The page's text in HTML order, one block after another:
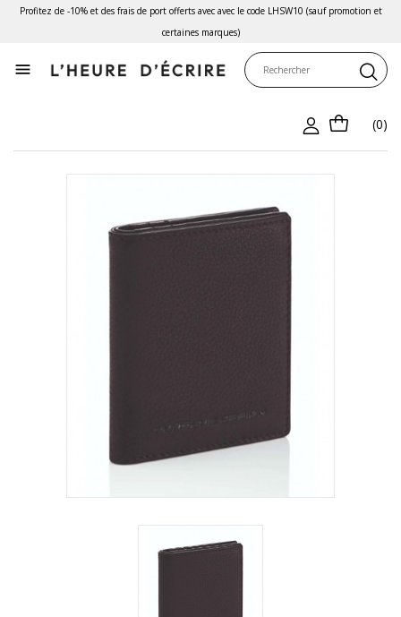
Profitez de -10% et des frais de port offerts avec avec le code LHSW10 (sauf promotion et
certaines marques)

(0)